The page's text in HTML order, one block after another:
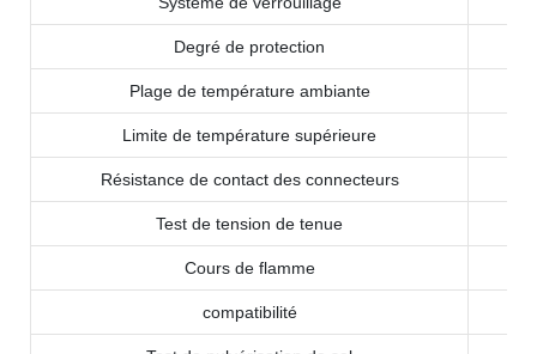
Degré de protection
Plage de température ambiante
Limite de température supérieure
Résistance de contact des connecteurs
Test de tension de tenue
Cours de flamme
compatibilité